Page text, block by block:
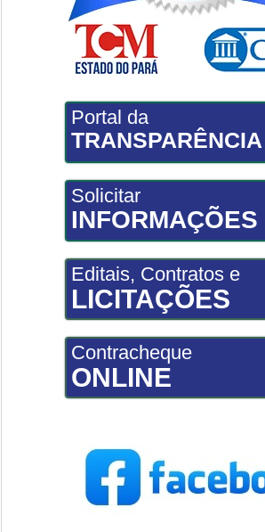
Portal da
TRANSPARÊNCIA
Solicitar
INFORMAÇÕES
Editais, Contratos e
LICITAÇÕES
Contracheque
ONLINE